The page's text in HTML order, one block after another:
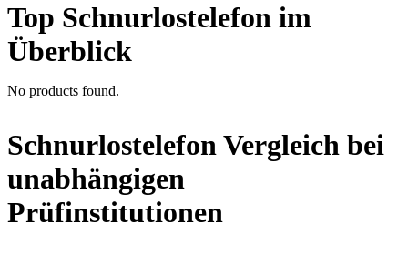
Top Schnurlostelefon im
Überblick
No products found.
Schnurlostelefon Vergleich bei
unabhängigen
Prüfinstitutionen